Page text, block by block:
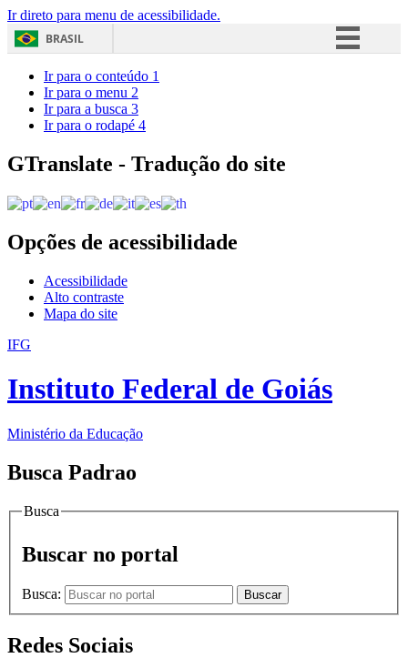
Ir direto para menu de acessibilidade.
BRASIL
Acesso à informação
Ir para o conteúdo 1
Ir para o menu 2
Ir para a busca 3
Ir para o rodapé 4
GTranslate - Tradução do site
Opções de acessibilidade
Acessibilidade
Alto contraste
Mapa do site
IFG
Instituto Federal de Goiás
Ministério da Educação
Busca Padrao
Busca
Buscar no portal
Busca: Buscar
Redes Sociais